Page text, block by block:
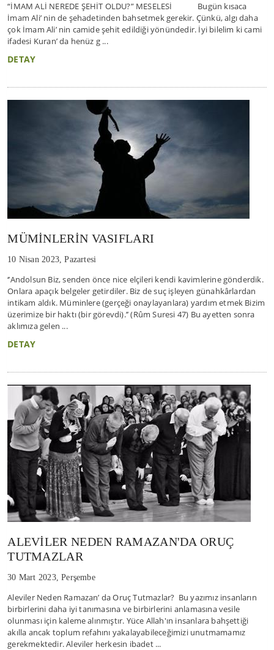
“İMAM ALİ NEREDE ŞEHİT OLDU?” MESELESİ Bugün kısaca
İmam Ali’ nin de şehadetinden bahsetmek gerekir. Çünkü, algı daha
çok İmam Ali’ nin camide şehit edildiği yönündedir. İyi bilelim ki cami
ifadesi Kuran’ da henüz g ...
DETAY
MÜMİNLERİN VASIFLARI
10 Nisan 2023, Pazartesi
‘’Andolsun Biz, senden önce nice elçileri kendi kavimlerine gönderdik.
Onlara apaçık belgeler getirdiler. Biz de suç işleyen günahkârlardan
intikam aldık. Müminlere (gerçeği onaylayanlara) yardım etmek Bizim
üzerimize bir haktı (bir görevdi).’’ (Rûm Suresi 47) Bu ayetten sonra
aklımıza gelen ...
DETAY
ALEVİLER NEDEN RAMAZAN'DA ORUÇ
TUTMAZLAR
30 Mart 2023, Perşembe
Aleviler Neden Ramazan’ da Oruç Tutmazlar? Bu yazımız insanların
birbirlerini daha iyi tanımasına ve birbirlerini anlamasına vesile
olunması için kaleme alınmıştır. Yüce Allah'ın insanlara bahşettiği
akılla ancak toplum refahını yakalayabileceğimizi unutmamamız
gerekmektedir. Aleviler herkesin ibadet ...